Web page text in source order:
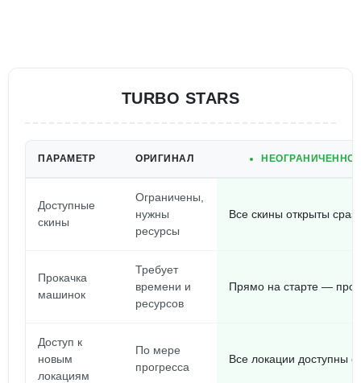
TURBO STARS
ПАРАМЕТР ОРИГИНАЛ
Доступные
скины
Ограничены,
нужны
ресурсы
Все скины открыты сразу
Прокачка
машинок
Требует
времени и
ресурсов
Прямо на старте —
Доступ к
новым
локациям
По мере
прогресса
Все локации доступны с